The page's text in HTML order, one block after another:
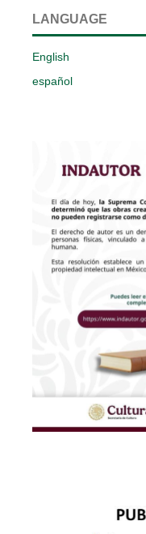
LANGUAGE
English
español